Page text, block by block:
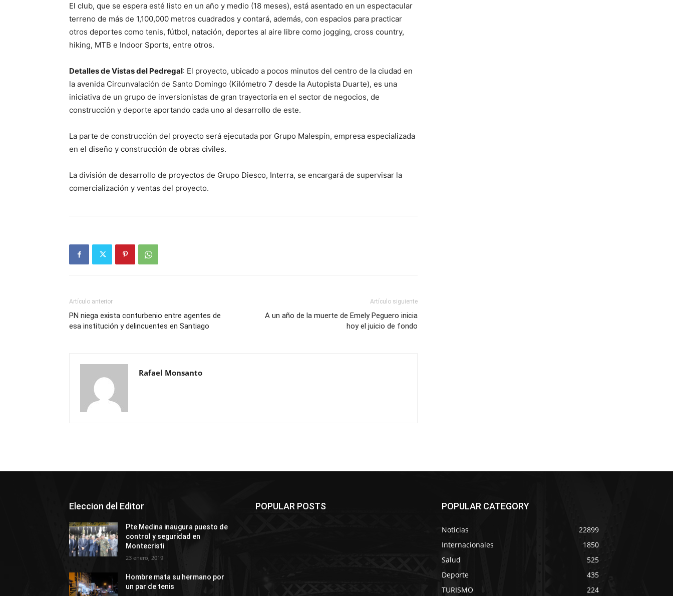
El club, que se espera esté listo en un año y medio (18 meses), está asentado en un espectacular
terreno de más de 1,100,000 metros cuadrados y contará, además, con espacios para practicar
otros deportes como tenis, fútbol, natación, deportes al aire libre como jogging, cross country,
hiking, MTB e Indoor Sports, entre otros.
Detalles de Vistas del Pedregal: El proyecto, ubicado a pocos minutos del centro de la ciudad en
la avenida Circunvalación de Santo Domingo (Kilómetro 7 desde la Autopista Duarte), es una
iniciativa de un grupo de inversionistas de gran trayectoria en el sector de negocios, de
construcción y deporte aportando cada uno al desarrollo de este.
La parte de construcción del proyecto será ejecutada por Grupo Malespín, empresa especializada
en el diseño y construcción de obras civiles.
La división de desarrollo de proyectos de Grupo Diesco, Interra, se encargará de supervisar la
comercialización y ventas del proyecto.
Artículo anterior
PN niega exista conturbenio entre agentes de
esa institución y delincuentes en Santiago
Artículo siguiente
A un año de la muerte de Emely Peguero inicia
hoy el juicio de fondo
Rafael Monsanto
Eleccion del Editor
Pte Medina inaugura puesto de
control y seguridad en
Montecristi
23 enero, 2019
Hombre mata su hermano por
un par de tenis
POPULAR POSTS POPULAR CATEGORY
Noticias
22899
Internacionales
1850
Salud
525
Deporte
435
TURISMO
224